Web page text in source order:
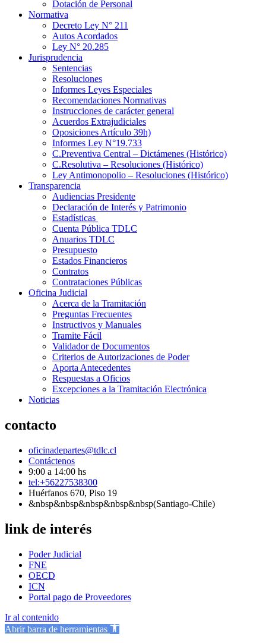
Dotación de Personal
Normativa
Decreto Ley N° 211
Autos Acordados
Ley N° 20.285
Jurisprudencia
Sentencias
Resoluciones
Informes Leyes Especiales
Recomendaciones Normativas
Instrucciones de carácter general
Acuerdos Extrajudiciales
Oposiciones Artículo 39h)
Informes Ley N°19.733
C.Preventiva Central – Dictámenes (Histórico)
C.Resolutiva – Resoluciones (Histórico)
Ley Antimonopolio – Resoluciones (Histórico)
Transparencia
Audiencias Presidente
Declaración de Interés y Patrimonio
Estadísticas
Cuenta Pública TDLC
Anuarios TDLC
Presupuesto
Estados Financieros
Contratos
Contrataciones Públicas
Oficina Judicial
Acerca de la Tramitación
Preguntas Frecuentes
Instructivos y Manuales
Tramite Fácil
Validador de Documentos
Criterios de Autorizaciones de Poder
Aporta Antecedentes
Respuestas a Oficios
Excepciones a la Tramitación Electrónica
Noticias
contacto
oficinadepartes@tdlc.cl
Contáctenos
9:00 a 14:00 hs
tel:+56227538300
Huérfanos 670, Piso 19
&nbsp&nbsp&nbsp&nbsp&nbsp(Santiago-Chile)
link de interés
Poder Judicial
FNE
OECD
ICN
Portal pago de Proveedores
Ir al contenido
Abrir barra de herramientas